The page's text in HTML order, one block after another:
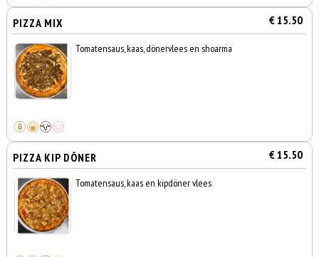
PIZZA MIX € 15.50
Tomatensaus, kaas, dönervlees en shoarma
PIZZA KIP DÖNER € 15.50
Tomatensaus, kaas en kipdöner vlees